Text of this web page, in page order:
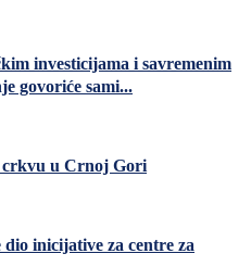
investicijama i savremenim
govoriće sami...
crkvu u Crnoj Gori
inicijative za centre za